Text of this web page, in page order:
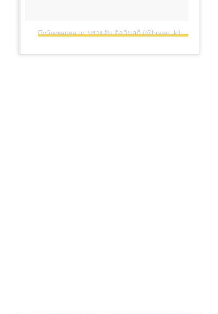
Публикация от บรายอัน คิลวินสกี (@bryan_kilvinski)